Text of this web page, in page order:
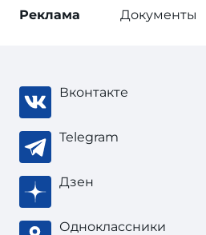
Реклама Документы
Вконтакте
Telegram
Дзен
Одноклассники